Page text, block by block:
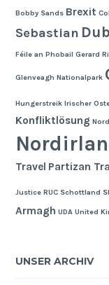
Bobby Sands Brexit
Sebastian
Féile an Phobail Gerard
Glenveagh Nationalpark
Hungerstreik Irischer
Konfliktlösung
Travel Partizan
Justice RUC Schottland
Armagh UDA United
UNSER ARCHIV